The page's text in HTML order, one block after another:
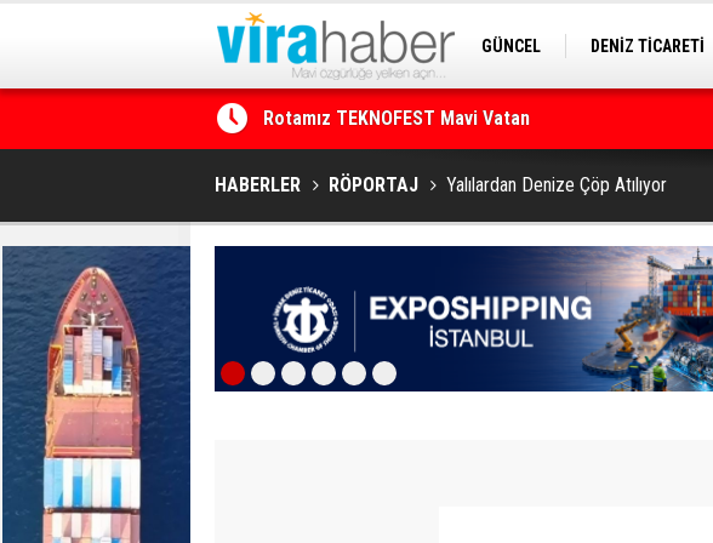
GÜNCEL DENİZ TİCARETİ
Net Kârını Yüzde 38 Artışla 46.5 Milyon Dolar’a Yükseltti
HABERLER RÖPORTAJ Yalılardan Denize Çöp Atılıyor